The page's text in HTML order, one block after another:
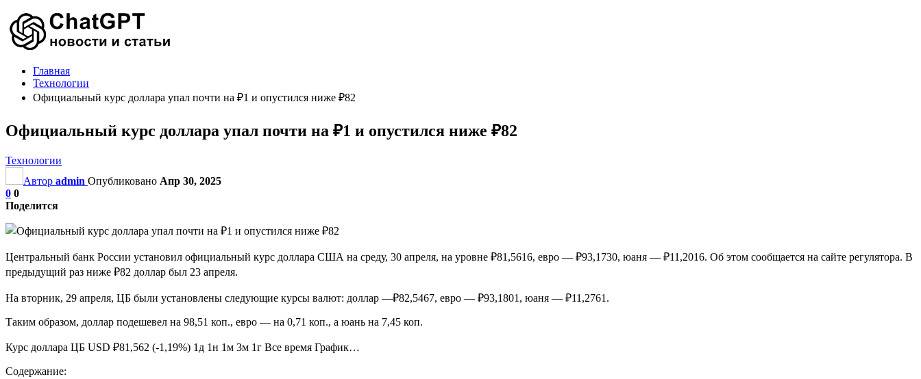
Главная
Технологии
Официальный курс доллара упал почти на ₽1 и опустился ниже ₽82
Официальный курс доллара упал почти на ₽1 и опустился ниже ₽82
Технологии
Автор admin Опубликовано Апр 30, 2025
0 0
Поделится
Центральный банк России установил официальный курс доллара США на среду, 30 апреля, на уровне ₽81,5616, евро — ₽93,1730, юаня — ₽11,2016. Об этом сообщается на сайте регулятора. В
предыдущий раз ниже ₽82 доллар был 23 апреля.
На вторник, 29 апреля, ЦБ были установлены следующие курсы валют: доллар —₽82,5467, евро — ₽93,1801, юаня — ₽11,2761.
Таким образом, доллар подешевел на 98,51 коп., евро — на 0,71 коп., а юань на 7,45 коп.
Курс доллара ЦБ USD ₽81,562 (-1,19%) 1д 1н 1м 3м 1г Все время График…
Содержание: